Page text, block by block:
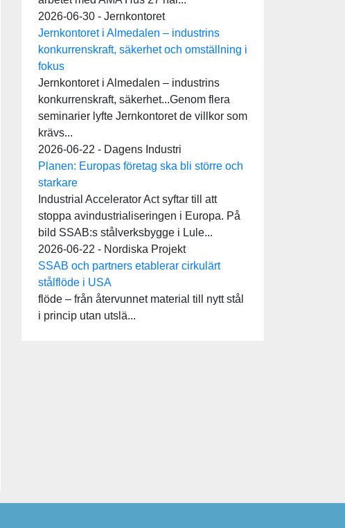
2026-06-30 - Jernkontoret
Jernkontoret i Almedalen – industrins
konkurrenskraft, säkerhet och omställning i
fokus
Jernkontoret i Almedalen – industrins
konkurrenskraft, säkerhet...Genom flera
seminarier lyfte Jernkontoret de villkor som
krävs...
2026-06-22 - Dagens Industri
Planen: Europas företag ska bli större och
starkare
Industrial Accelerator Act syftar till att
stoppa avindustrialiseringen i Europa. På
bild SSAB:s stålverksbygge i Lule...
2026-06-22 - Nordiska Projekt
SSAB och partners etablerar cirkulärt
stålflöde i USA
flöde – från återvunnet material till nytt stål
i princip utan utslä...